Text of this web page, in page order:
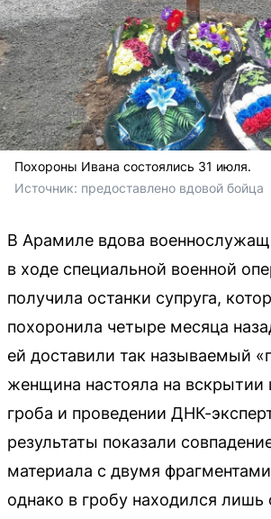
Похороны Ивана состоялись 31 июля.
Источник: предоставлено вдовой бойца
В Арамиле вдова
в ходе специальной военной
получила останки супруга,
похоронила четыре месяца
ей доставили так называемый
женщина настояла на вскрытии
гроба и проведении ДНК-
результаты показали
материала с двумя
однако в гробу находился лишь